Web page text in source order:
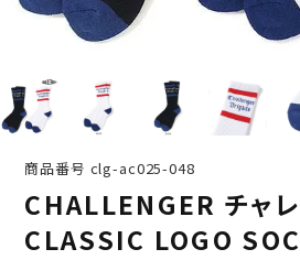
商品番号 clg-ac025-048
CHALLENGER チャ
CLASSIC LOGO